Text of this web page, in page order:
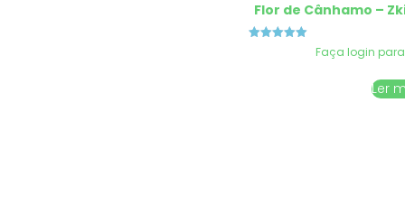
Flor de Cânhamo –
Faça login
Ler